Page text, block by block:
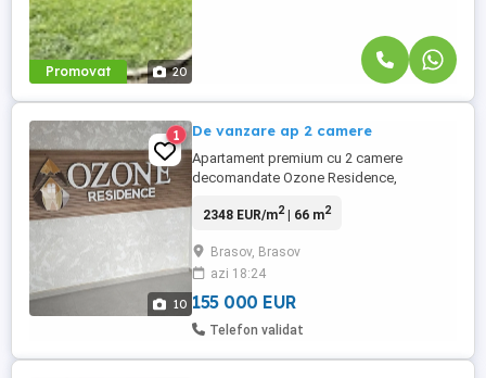
Promovat 20
10
1 De vanzare ap 2 camere
Apartament premium cu 2 camere
decomandate Ozone Residence,
un apartament modern, situat în
etajul 3 din 4, într-un imobil nou, dotat cu
lift. 66 mp utili + balcon generos de 7 mp
Apartamentul este decomandat,
2348 EUR/m2| 66 m2
Brasov, Brasov
azi 18:24
155 000 EUR
Telefon validat